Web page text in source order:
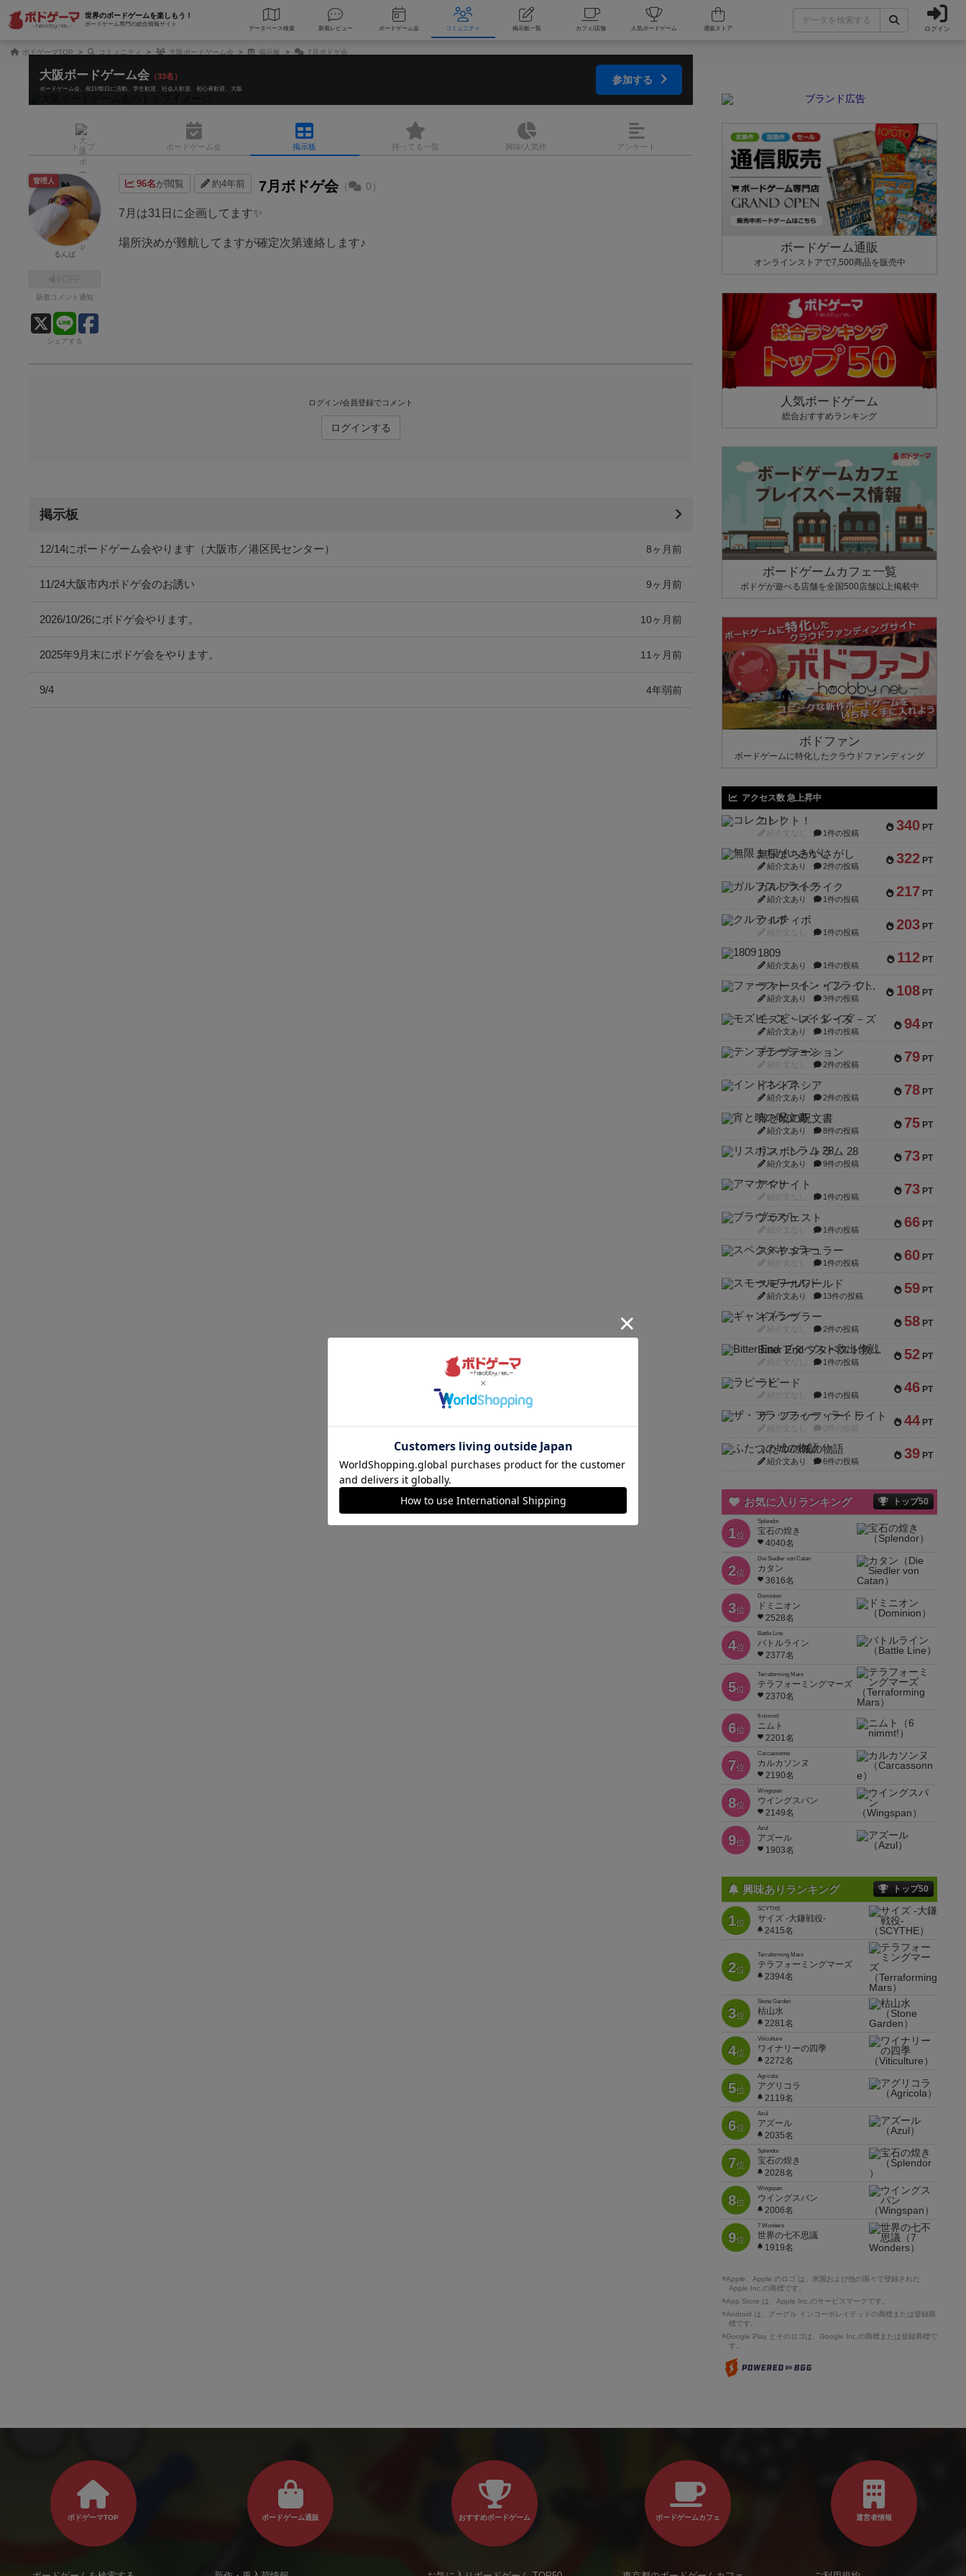
世界のボードゲームを楽しもう！
ボードゲーム専門の総合情報サイト
データベース 検索 新着レビュー ボードゲーム会 コミュニティ 掲示板一覧 カフェ/店舗 人気ボードゲーム 通販ストア ログイン
ボドゲーマTOP コミュニティ 大阪ボードゲーム会 掲示板 7月ボドゲ会
大阪ボードゲーム会 （33名）
ボードゲーム会 祝日/祭日に活動 学生歓迎 社会人歓迎 初心者歓迎 大阪
参加する
トップ ボード ゲーム会 掲示板 持ってる 一覧 興味/人気 作 アンケート
96名が閲覧 約4年前 7月ボドゲ会 （ 0）
7月は31日に企画してます✨
場所決めが難航してますが確定次第連絡します♪
管理人
るんば
新着コメント通知
シェアする
ログイン/会員登録でコメント
ログインする
掲示板
12/14にボードゲーム会やります（大阪市／港区民センター） 8ヶ月前
11/24大阪市内ボドゲ会のお誘い 9ヶ月前
2026/10/26にボドゲ会やります。 10ヶ月前
2025年9月末にボドゲ会をやります。 11ヶ月前
9/4 4年弱前
ボードゲーム通販
オンラインストアで7,500商品を販売中
人気ボードゲーム
総合おすすめランキング
ボードゲームカフェ一覧
ボドゲが遊べる店舗を全国500店舗以上掲載中
ボドファン
ボードゲームに特化したクラウドファンディング
アクセス数 急上昇中
340 PT
コレクト！
紹介文なし 1件の投稿
322 PT
無限まちがいさがし
紹介文あり 2件の投稿
217 PT
ガルフストライク
紹介文あり 1件の投稿
203 PT
クルティボ
紹介文なし 1件の投稿
112 PT
1809
紹介文あり 1件の投稿
108 PT
ファースト・イン・フライト
紹介文あり 3件の投稿
94 PT
モズビ－ズ・レイダ－ズ
紹介文あり 1件の投稿
79 PT
テンプテーション
紹介文なし 2件の投稿
78 PT
インドネシア
紹介文あり 2件の投稿
75 PT
宵と暁の呪文書
紹介文あり 8件の投稿
73 PT
リスボン・トラム 28
紹介文あり 9件の投稿
73 PT
アマナイト
紹介文なし 1件の投稿
66 PT
ブラヴェスト
紹介文なし 1件の投稿
60 PT
スペクタキュラー
紹介文なし 1件の投稿
59 PT
スモールワールド
紹介文あり 13件の投稿
58 PT
ギャンブラー
紹介文なし 2件の投稿
52 PT
Bitter End ブタペスト救出作戦
紹介文なし 1件の投稿
46 PT
ラピード
紹介文なし 1件の投稿
44 PT
ザ・フラッフィー・ライト
紹介文なし 0件の投稿
39 PT
ふたつの城の物語
紹介文あり 6件の投稿
お気に入りランキング トップ50
1位
Splendor
宝石の煌き
4040名
2位
Die Siedler von Catan
カタン
3616名
3位
Dominion
ドミニオン
2528名
4位
Battle Line
バトルライン
2377名
5位
Terraforming Mars
テラフォーミングマーズ
2370名
6位
6 nimmt!
ニムト
2201名
7位
Carcassonne
カルカソンヌ
2190名
8位
Wingspan
ウイングスパン
2149名
9位
Azul
アズール
1903名
興味ありランキング トップ50
1位
SCYTHE
サイズ -大鎌戦役-
2415名
2位
Terraforming Mars
テラフォーミングマーズ
2394名
3位
Stone Garden
枯山水
2281名
4位
Viticulture
ワイナリーの四季
2272名
5位
Agricola
アグリコラ
2119名
6位
Azul
アズール
2035名
7位
Splendor
宝石の煌き
2028名
8位
Wingspan
ウイングスパン
2006名
9位
7 Wonders
世界の七不思議
1919名
※Apple、Apple のロゴ は、米国および他の国々で登録された
Apple Inc.の商標です。
※App Store は、Apple Inc.のサービスマークです。
※Android は、グーグル インコーポレイテッドの商標または登録商
標です。
※Google Play とそのロゴは、Google Inc.の商標または登録商標で
す。
ボドゲーマTOP ボードゲーム通販 おすすめボードゲーム ボードゲームカフェ 運営者情報